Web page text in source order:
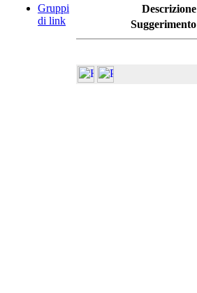
Gruppi
di link
Descrizione
Suggerimento